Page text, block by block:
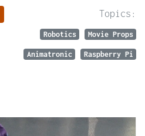
Topics:
Robotics Movie Props
Animatronic Raspberry Pi